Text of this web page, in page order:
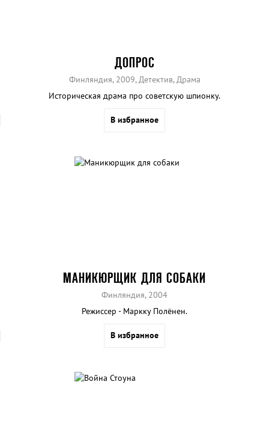
ДОПРОС
Финляндия, 2009, Детектив, Драма
Историческая драма про советскую шпионку.
В избранное
МАНИКЮРЩИК ДЛЯ СОБАКИ
Финляндия, 2004
Режиссер - Маркку Полёнен.
В избранное